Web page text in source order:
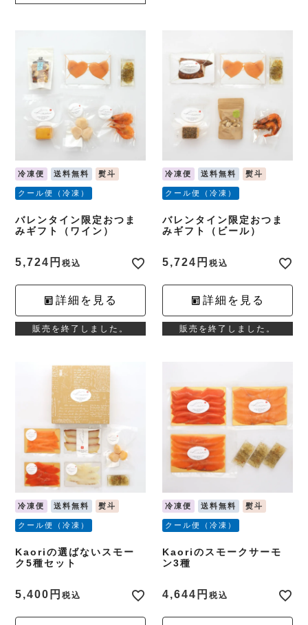
冷凍便 送料無料 熨斗
クール便（冷凍）
バレンタイン限定おつま
みギフト（ワイン）
5,724 税込
詳細を見る
販売を終了しました。
冷凍便 送料無料 熨斗
クール便（冷凍）
バレンタイン限定おつま
みギフト（ビール）
5,724 税込
詳細を見る
販売を終了しました。
冷凍便 送料無料 熨斗
クール便（冷凍）
Kaoriの選ばないスモー
ク5種セット
5,400 税込
冷凍便 送料無料 熨斗
クール便（冷凍）
Kaoriのスモークサーモ
ン3種
4,644 税込